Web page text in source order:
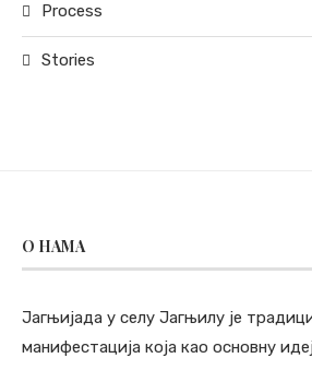
Process
Stories
O НАМА
Јагњијада у селу Јагњилу је
манифестација која као основну